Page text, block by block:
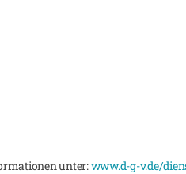
unter:www.d-g-v.de/